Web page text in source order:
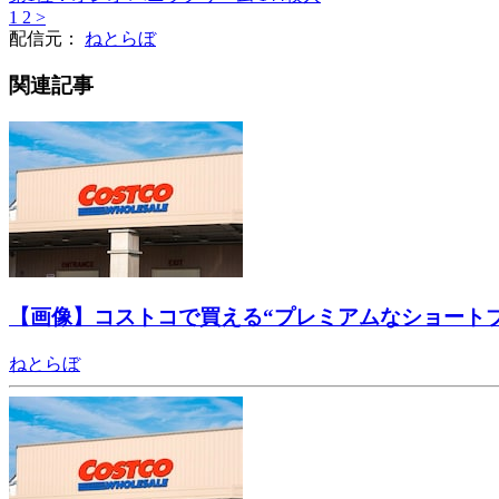
1 2 >
配信元： ねとらぼ
関連記事
【画像】コストコで買える“プレミアムなショート
ねとらぼ